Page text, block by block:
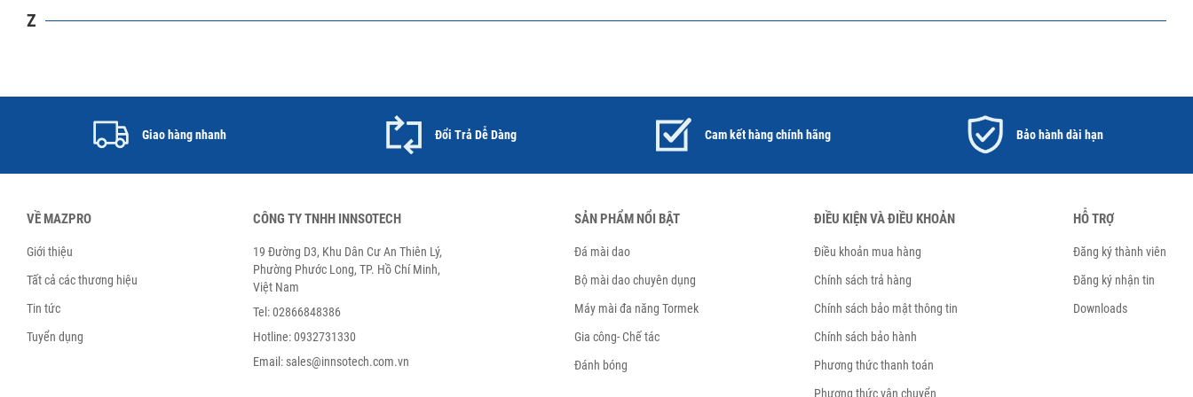
Z
Giao hàng nhanh Đổi Trả Dễ Dàng Cam kết hàng chính hãng Bảo hành dài hạn
VỀ MAZPRO
Giới thiệu
Tất cả các thương hiệu
Tin tức
Tuyển dụng
CÔNG TY TNHH INNSOTECH
19 Đường D3, Khu Dân Cư An Thiên Lý,
Phường Phước Long, TP. Hồ Chí Minh,
Việt Nam
Tel: 02866848386
Hotline: 0932731330
Email: sales@innsotech.com.vn
SẢN PHẨM NỔI BẬT
Đá mài dao
Bộ mài dao chuyên dụng
Máy mài đa năng Tormek
Gia công- Chế tác
Đánh bóng
ĐIỀU KIỆN VÀ ĐIỀU KHOẢN
Điều khoản mua hàng
Chính sách trả hàng
Chính sách bảo mật thông tin
Chính sách bảo hành
Phương thức thanh toán
Phương thức vận chuyển
HỖ TRỢ
Đăng ký thành viên
Đăng ký nhận tin
Downloads